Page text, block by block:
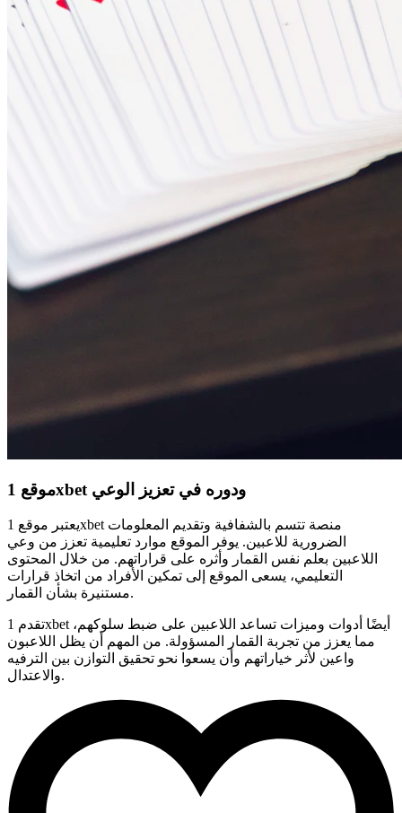
موقع 1xbet ودوره في تعزيز الوعي
يعتبر موقع 1xbet منصة تتسم بالشفافية وتقديم المعلومات
الضرورية للاعبين. يوفر الموقع موارد تعليمية تعزز من وعي
اللاعبين بعلم نفس القمار وأثره على قراراتهم. من خلال المحتوى
التعليمي، يسعى الموقع إلى تمكين الأفراد من اتخاذ قرارات
مستنيرة بشأن القمار.
تقدم 1xbet أيضًا أدوات وميزات تساعد اللاعبين على ضبط سلوكهم،
مما يعزز من تجربة القمار المسؤولة. من المهم أن يظل اللاعبون
واعين لأثر خياراتهم وأن يسعوا نحو تحقيق التوازن بين الترفيه
والاعتدال.